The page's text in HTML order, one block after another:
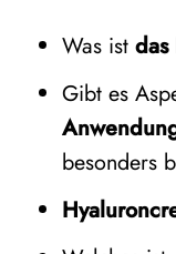
Was ist das
Gibt es
besonders